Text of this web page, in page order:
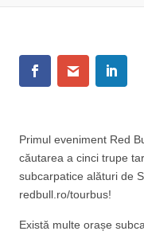
Primul eveniment Red
căutarea a cinci trupe
subcarpatice alături de
redbull.ro/tourbus!
Există multe orașe